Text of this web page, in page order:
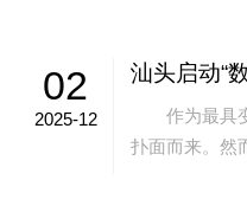
02
2025-12
汕头启动“
作为最具变
扑面而来。然